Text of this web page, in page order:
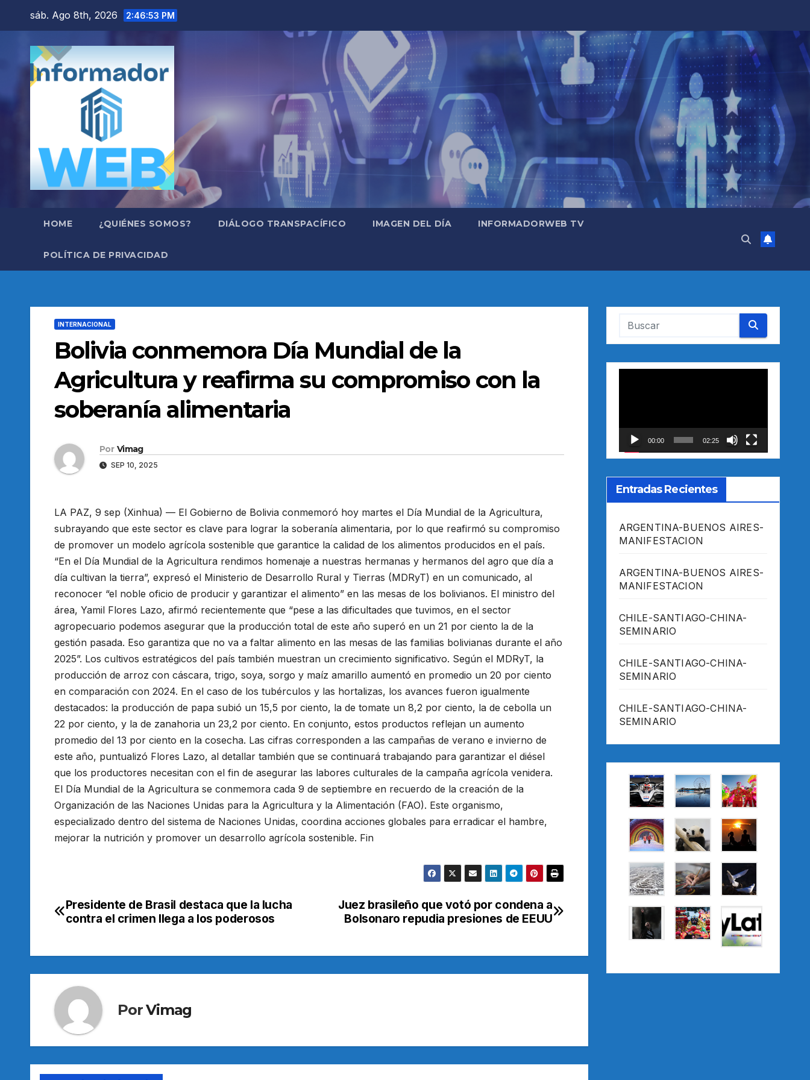
contenido
sáb. Ago 8th, 2026 2:46:54 PM
HOME ¿QUIÉNES SOMOS? DIÁLOGO TRANSPACÍFICO IMAGEN DEL DÍA INFORMADORWEB TV
POLÍTICA DE PRIVACIDAD
INTERNACIONAL
Bolivia conmemora Día Mundial de la
Agricultura y reafirma su compromiso con la
soberanía alimentaria
Por Vimag
SEP 10, 2025
LA PAZ, 9 sep (Xinhua) — El Gobierno de Bolivia conmemoró hoy martes el Día Mundial de la Agricultura,
subrayando que este sector es clave para lograr la soberanía alimentaria, por lo que reafirmó su compromiso
de promover un modelo agrícola sostenible que garantice la calidad de los alimentos producidos en el país.
“En el Día Mundial de la Agricultura rendimos homenaje a nuestras hermanas y hermanos del agro que día a
día cultivan la tierra”, expresó el Ministerio de Desarrollo Rural y Tierras (MDRyT) en un comunicado, al
reconocer “el noble oficio de producir y garantizar el alimento” en las mesas de los bolivianos. El ministro del
área, Yamil Flores Lazo, afirmó recientemente que “pese a las dificultades que tuvimos, en el sector
agropecuario podemos asegurar que la producción total de este año superó en un 21 por ciento la de la
gestión pasada. Eso garantiza que no va a faltar alimento en las mesas de las familias bolivianas durante el año
2025”. Los cultivos estratégicos del país también muestran un crecimiento significativo. Según el MDRyT, la
producción de arroz con cáscara, trigo, soya, sorgo y maíz amarillo aumentó en promedio un 20 por ciento
en comparación con 2024. En el caso de los tubérculos y las hortalizas, los avances fueron igualmente
destacados: la producción de papa subió un 15,5 por ciento, la de tomate un 8,2 por ciento, la de cebolla un
22 por ciento, y la de zanahoria un 23,2 por ciento. En conjunto, estos productos reflejan un aumento
promedio del 13 por ciento en la cosecha. Las cifras corresponden a las campañas de verano e invierno de
este año, puntualizó Flores Lazo, al detallar también que se continuará trabajando para garantizar el diésel
que los productores necesitan con el fin de asegurar las labores culturales de la campaña agrícola venidera.
El Día Mundial de la Agricultura se conmemora cada 9 de septiembre en recuerdo de la creación de la
Organización de las Naciones Unidas para la Agricultura y la Alimentación (FAO). Este organismo,
especializado dentro del sistema de Naciones Unidas, coordina acciones globales para erradicar el hambre,
mejorar la nutrición y promover un desarrollo agrícola sostenible. Fin
Navegación
entradas
Juez brasileño que votó por condena a
Bolsonaro repudia presiones de EEUU
Presidente de Brasil destaca que la lucha
contra el crimen llega a los poderosos
PorVimag
00:00 02:25
Entradas Recientes
ARGENTINA-BUENOS AIRES-
MANIFESTACION
ARGENTINA-BUENOS AIRES-
MANIFESTACION
CHILE-SANTIAGO-CHINA-
SEMINARIO
CHILE-SANTIAGO-CHINA-
SEMINARIO
CHILE-SANTIAGO-CHINA-
SEMINARIO